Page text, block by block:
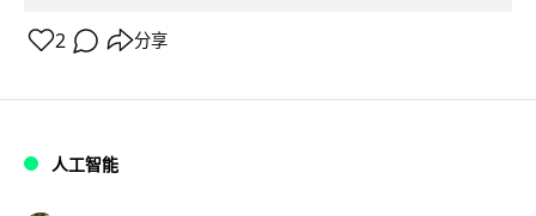
2 分享
人工智能